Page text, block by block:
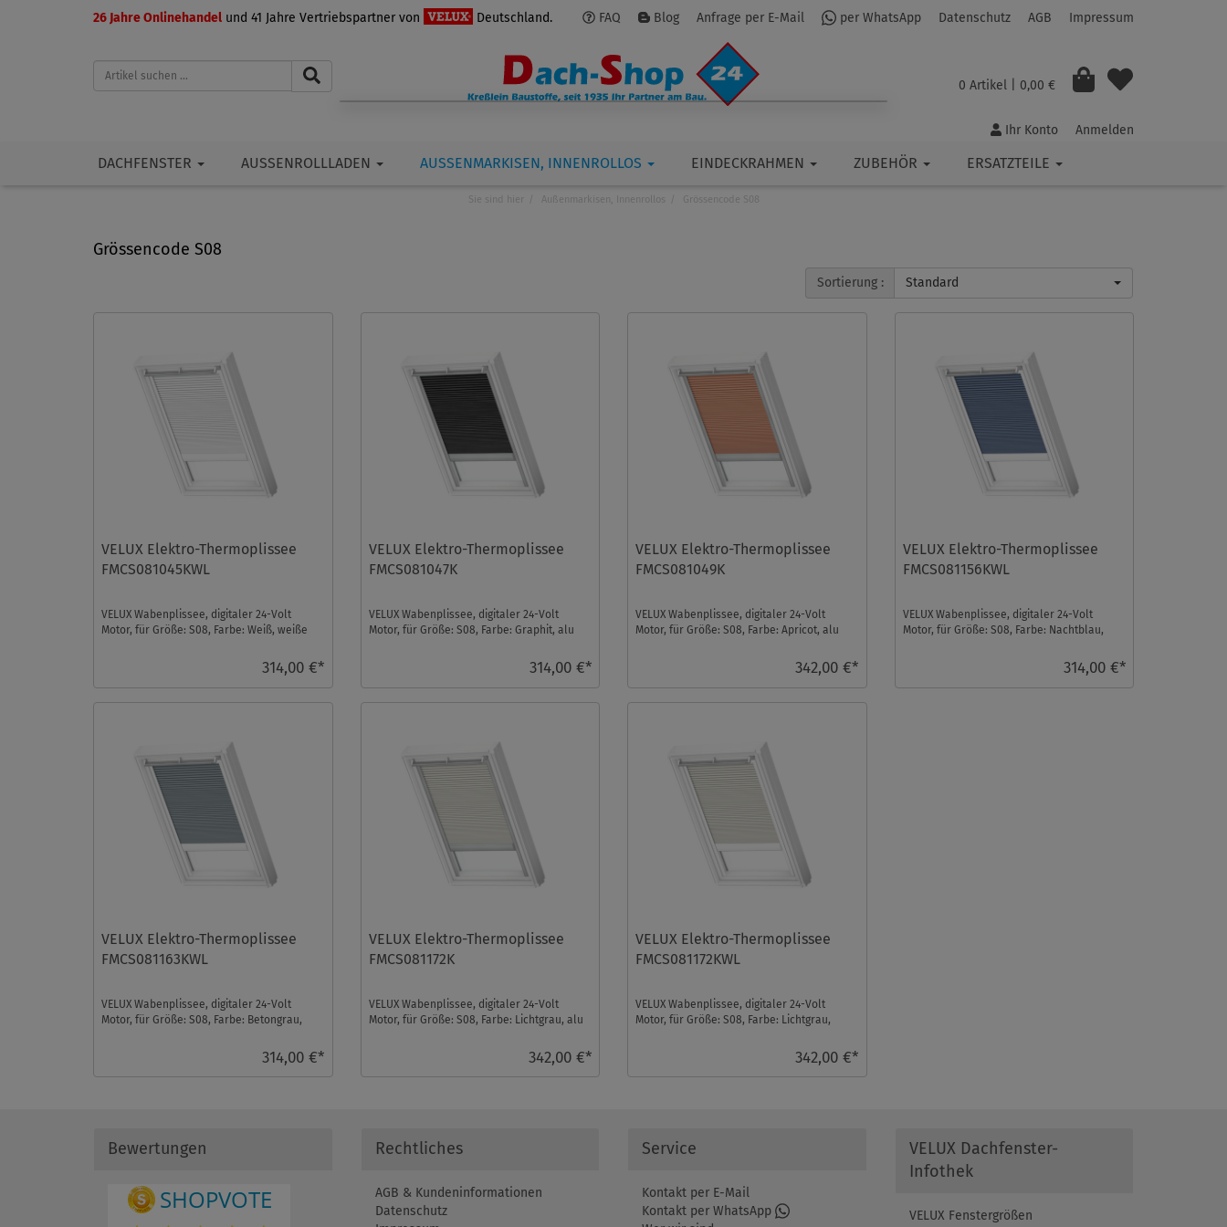
26 Jahre Onlinehandel und 41 Jahre Vertriebspartner von Deutschland. FAQ Blog Anfrage per E-Mail per WhatsApp Datenschutz AGB Impressum
0 Artikel | 0,00 €
Ihr Konto Anmelden
DACHFENSTER AUSSENROLLLADEN AUSSENMARKISEN, INNENROLLOS EINDECKRAHMEN ZUBEHÖR ERSATZTEILE
Sie sind hier Außenmarkisen, Innenrollos Grössencode S08
Grössencode S08
Sortierung : Standard
VELUX Elektro-Thermoplissee
FMCS081045KWL
VELUX Wabenplissee, digitaler 24-Volt
Motor, für Größe: S08, Farbe: Weiß, weiße
314,00 €*
VELUX Elektro-Thermoplissee
FMCS081047K
VELUX Wabenplissee, digitaler 24-Volt
Motor, für Größe: S08, Farbe: Graphit, alu
314,00 €*
VELUX Elektro-Thermoplissee
FMCS081049K
VELUX Wabenplissee, digitaler 24-Volt
Motor, für Größe: S08, Farbe: Apricot, alu
342,00 €*
VELUX Elektro-Thermoplissee
FMCS081156KWL
VELUX Wabenplissee, digitaler 24-Volt
Motor, für Größe: S08, Farbe: Nachtblau,
314,00 €*
VELUX Elektro-Thermoplissee
FMCS081163KWL
VELUX Wabenplissee, digitaler 24-Volt
Motor, für Größe: S08, Farbe: Betongrau,
314,00 €*
VELUX Elektro-Thermoplissee
FMCS081172K
VELUX Wabenplissee, digitaler 24-Volt
Motor, für Größe: S08, Farbe: Lichtgrau, alu
342,00 €*
VELUX Elektro-Thermoplissee
FMCS081172KWL
VELUX Wabenplissee, digitaler 24-Volt
Motor, für Größe: S08, Farbe: Lichtgrau,
342,00 €*
Bewertungen Rechtliches
AGB & Kundeninformationen
Datenschutz
Service
Kontakt per E-Mail
Kontakt per WhatsApp
VELUX Dachfenster-
Infothek
VELUX Fenstergrößen